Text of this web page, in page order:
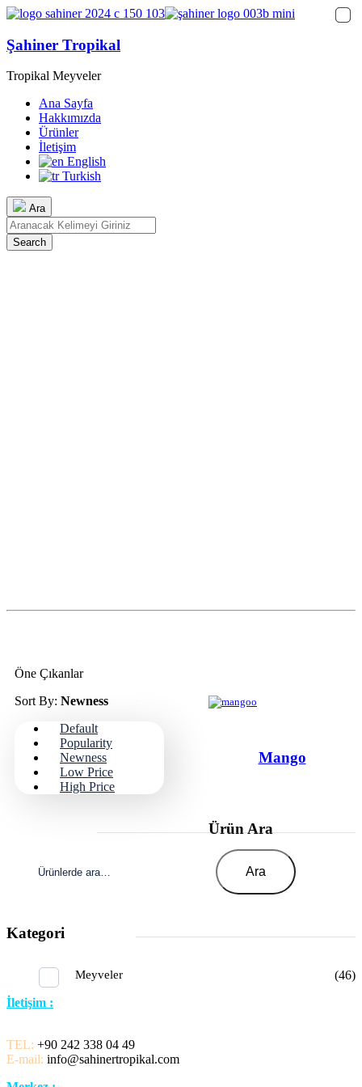
Şahiner Tropikal
Tropikal Meyveler
Ana Sayfa
Hakkımızda
Ürünler
İletişim
English
Turkish
Ara
Öne Çıkanlar
Sort By: Newness
Default
Popularity
Newness
Low Price
High Price
Mango
Ürün Ara
Ara
Kategori
Meyveler
(46)
İletişim :
TEL: +90 242 338 04 49
E-mail: info@sahinertropikal.com